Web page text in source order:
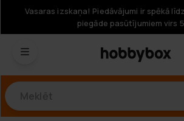
Vasaras izskaņa! Piedāvājumi ir spēkā
piegāde pasūtījumiem virs